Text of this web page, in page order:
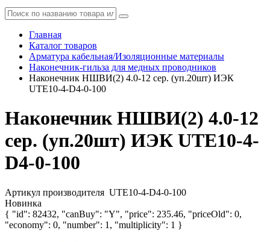
Главная
Каталог товаров
Арматура кабельная/Изоляционные материалы
Наконечник-гильза для медных проводников
Наконечник НШВИ(2) 4.0-12 сер. (уп.20шт) ИЭК
UTE10-4-D4-0-100
Наконечник НШВИ(2) 4.0-12
сер. (уп.20шт) ИЭК UTE10-4-
D4-0-100
Артикул производителя UTE10-4-D4-0-100
Новинка
{ "id": 82432, "canBuy": "Y", "price": 235.46, "priceOld": 0,
"economy": 0, "number": 1, "multiplicity": 1 }